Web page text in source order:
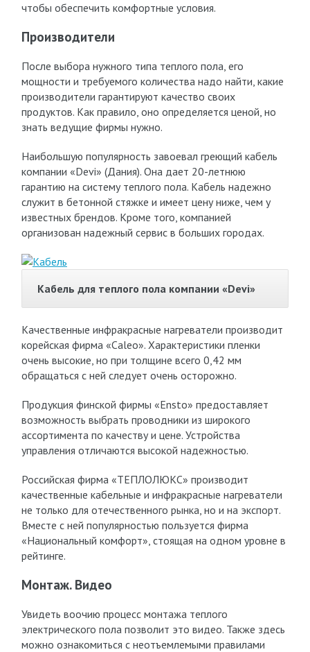
чтобы обеспечить комфортные условия.
Производители
После выбора нужного типа теплого пола, его
мощности и требуемого количества надо найти, какие
производители гарантируют качество своих
продуктов. Как правило, оно определяется ценой, но
знать ведущие фирмы нужно.
Наибольшую популярность завоевал греющий кабель
компании «Devi» (Дания). Она дает 20-летнюю
гарантию на систему теплого пола. Кабель надежно
служит в бетонной стяжке и имеет цену ниже, чем у
известных брендов. Кроме того, компанией
организован надежный сервис в больших городах.
Кабель для теплого пола компании «Devi»
Качественные инфракрасные нагреватели производит
корейская фирма «Caleo». Характеристики пленки
очень высокие, но при толщине всего 0,42 мм
обращаться с ней следует очень осторожно.
Продукция финской фирмы «Ensto» предоставляет
возможность выбрать проводники из широкого
ассортимента по качеству и цене. Устройства
управления отличаются высокой надежностью.
Российская фирма «ТЕПЛОЛЮКС» производит
качественные кабельные и инфракрасные нагреватели
не только для отечественного рынка, но и на экспорт.
Вместе с ней популярностью пользуется фирма
«Национальный комфорт», стоящая на одном уровне в
рейтинге.
Монтаж. Видео
Увидеть воочию процесс монтажа теплого
электрического пола позволит это видео. Также здесь
можно ознакомиться с неотъемлемыми правилами